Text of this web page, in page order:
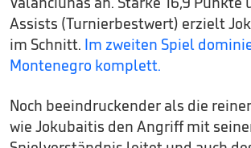
Assists (Turnierbestwert) erzielt
im Schnitt. Im zweiten Spiel
Montenegro komplett.
Noch beeindruckender als die
wie Jokubaitis den Angriff mit